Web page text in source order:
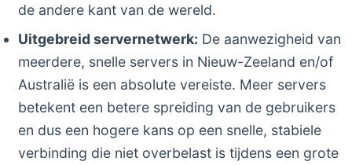
de andere kant van de wereld.
Uitgebreid servernetwerk: De aanwezigheid van
meerdere, snelle servers in Nieuw-Zeeland en/of
Australië is een absolute vereiste. Meer servers
betekent een betere spreiding van de gebruikers
en dus een hogere kans op een snelle, stabiele
verbinding die niet overbelast is tijdens een grote